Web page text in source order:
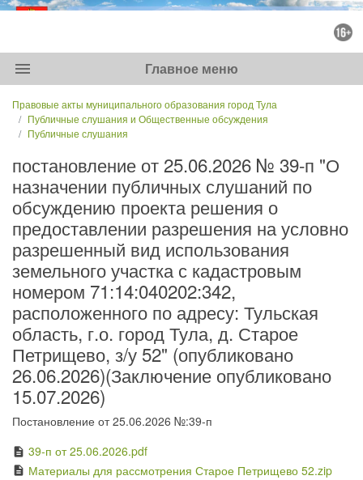
menu Главное меню
Правовые акты муниципального образования город Тула
Публичные слушания и Общественные обсуждения
Публичные слушания
постановление от 25.06.2026 № 39-п "О
назначении публичных слушаний по
обсуждению проекта решения о
предоставлении разрешения на условно
разрешенный вид использования
земельного участка с кадастровым
номером 71:14:040202:342,
расположенного по адресу: Тульская
область, г.о. город Тула, д. Старое
Петрищево, з/у 52" (опубликовано
26.06.2026)(Заключение опубликовано
15.07.2026)
Постановление от 25.06.2026 №:39-п
description 39-п от 25.06.2026.pdf
description Материалы для рассмотрения Старое Петрищево 52.zip